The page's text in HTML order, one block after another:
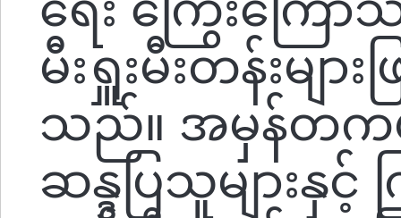
မီးရှူးမီးတန်းမျာ
သည်။ အမှန်တကယ်
ဆန္ဒပြသူများနှ